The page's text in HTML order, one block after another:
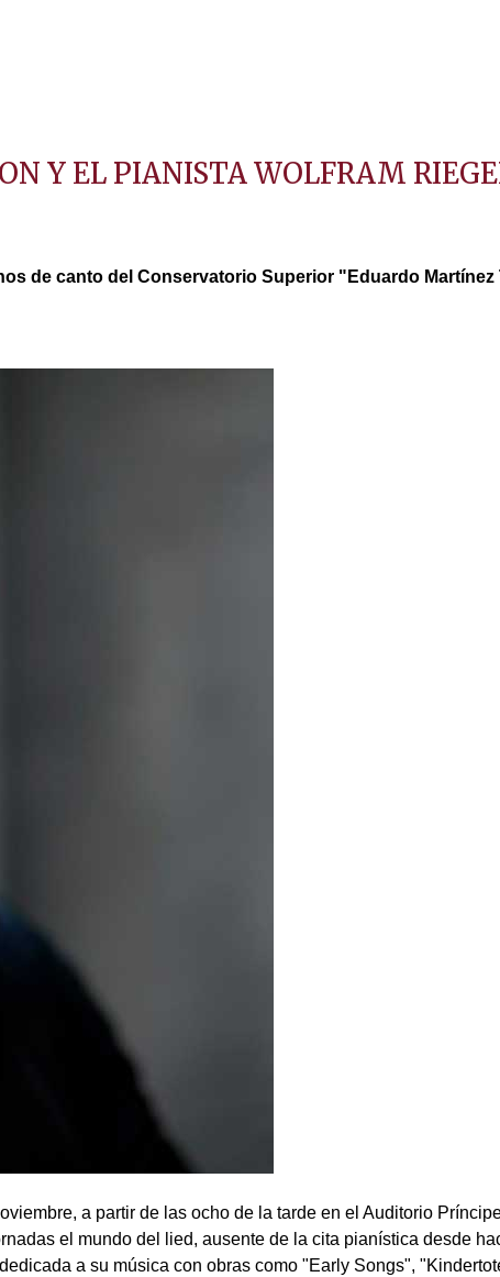
Y EL PIANISTA WOLFRAM
de canto del Conservatorio Superior "Eduardo
a partir de las ocho de la tarde en el Auditorio
el mundo del lied, ausente de la cita pianística desde
a su música con obras como "Early Songs",